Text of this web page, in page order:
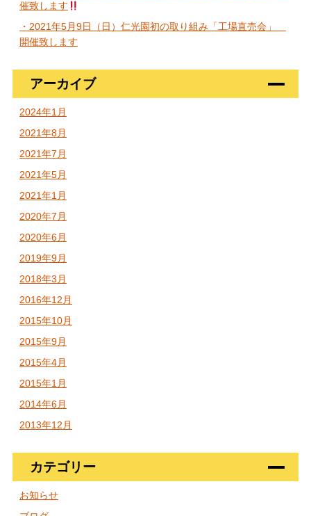
催致します
・2021年5月9日（日）仁光園初の取り組み「工場直売会」
開催致します
アーカイブ
2024年1月
2021年8月
2021年7月
2021年5月
2021年1月
2020年7月
2020年6月
2019年9月
2018年3月
2016年12月
2015年10月
2015年9月
2015年4月
2015年1月
2014年6月
2013年12月
カテゴリー
お知らせ